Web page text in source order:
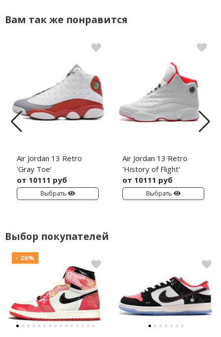
Вам так же понравится
Air Jordan 13 Retro
'Gray Toe'
от 10111 руб
Выбрать
Air Jordan 13 Retro
'History of Flight'
от 10111 руб
Выбрать
Выбор покупателей
- 26%